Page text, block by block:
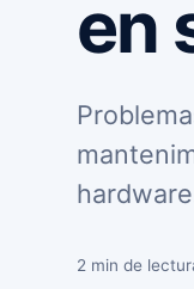
en
2 min de